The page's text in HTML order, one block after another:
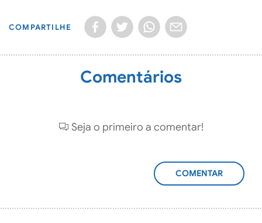
COMPARTILHE
Comentários
Seja o primeiro a comentar!
ADICIONAR